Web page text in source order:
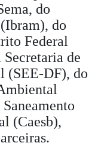
do
do
Federal
de
(SEE-DF), do
(Caesb),